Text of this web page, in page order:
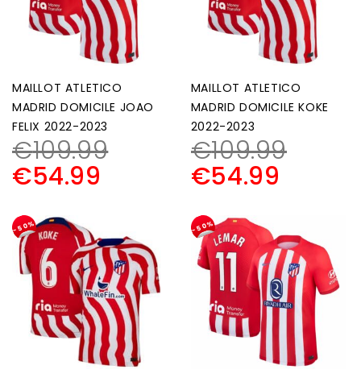
MAILLOT ATLETICO
MADRID DOMICILE JOAO
FELIX 2022-2023
€109.99
€54.99
MAILLOT ATLETICO
MADRID DOMICILE KOKE
2022-2023
€109.99
€54.99
-50% -50%